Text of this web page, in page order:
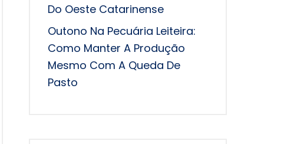
Do Oeste Catarinense
Outono Na Pecuária Leiteira:
Como Manter A Produção
Mesmo Com A Queda De
Pasto